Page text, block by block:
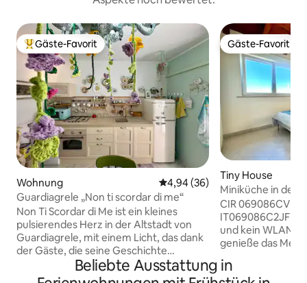
Beliebter Gäste-Favorit.
Gäste-Favorit
Wohnung Durchschnittliche Bewertung:
4,94 (36)
Guardiagrele „Non ti scordar di me“
Non Ti Scordar di Me ist ein kleines
pulsierendes Herz in der Altstadt von
Guardiagrele, mit einem Licht, das dank
der Gäste, die seine Geschichte
bereichern, immer brennt. Viel mehr als
ein B&B, ist es das Haus, in dem ich
Gäste-Favorit
Gäste-Favorit
Tiny House
Miniküche in der
Fahrrad und
CIR
IT069086C2JFVPWIXO Kein
und kein WLAN,
genieße das
etwas Zeit für
Liebe. Wir sind in der Nähe des Meeres,
Beliebte Ausstattung in